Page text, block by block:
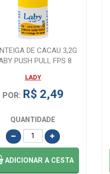
DE CACAU 3,2G
PUSH PULL FPS 8
LADY
POR: R$ 2,49
QUANTIDADE
ADICIONAR A CESTA